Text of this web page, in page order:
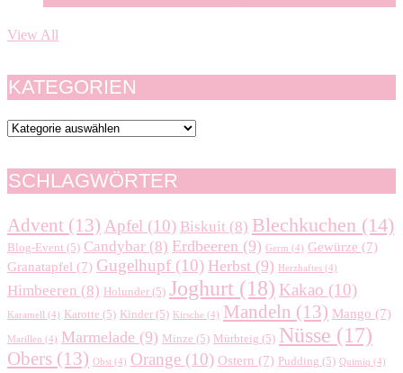
View All
KATEGORIEN
Kategorien
SCHLAGWÖRTER
Advent (13) Apfel (10) Biskuit (8) Blechkuchen (14)
Blog-Event (5) Candybar (8) Erdbeeren (9) Germ (4) Gewürze (7)
Granatapfel (7) Gugelhupf(10) Herbst (9) Herzhaftes (4)
Himbeeren (8) Holunder (5) Joghurt (18) Kakao (10)
Karamell (4) Karotte (5) Kinder (5) Kirsche (4) Mandeln (13) Mango (7)
Marillen (4) Marmelade (9) Minze (5) Mürbteig (5) Nüsse (17)
Obers (13) Obst (4) Orange (10) Ostern (7) Pudding (5) Quimiq (4)